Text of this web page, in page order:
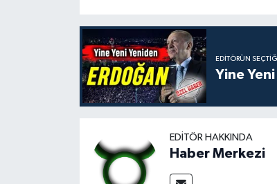
EDITÖRÜN SEÇTIĞI
Yine
EDITÖR HAKKINDA
Haber Merkezi